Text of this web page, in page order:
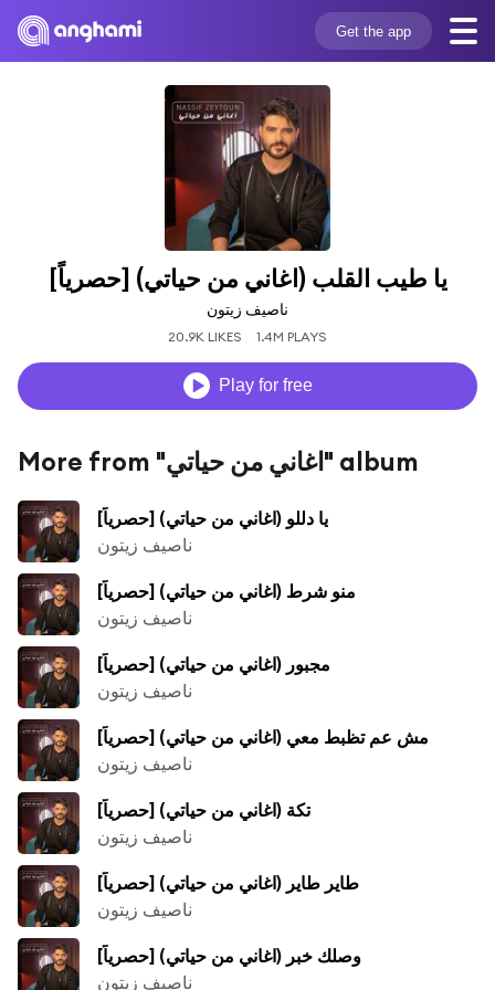
Get the app
يا طيب القلب (اغاني من حياتي) [حصرياً]
ناصيف زيتون
20.9K LIKES 1.4M PLAYS
Play for free
More from "اغاني من حياتي" album
يا دللو (اغاني من حياتي) [حصرياً]
ناصيف زيتون
منو شرط (اغاني من حياتي) [حصرياً]
ناصيف زيتون
مجبور (اغاني من حياتي) [حصرياً]
ناصيف زيتون
مش عم تظبط معي (اغاني من حياتي) [حصرياً]
ناصيف زيتون
تكة (اغاني من حياتي) [حصرياً]
ناصيف زيتون
طاير طاير (اغاني من حياتي) [حصرياً]
ناصيف زيتون
وصلك خبر (اغاني من حياتي) [حصرياً]
ناصيف زيتون